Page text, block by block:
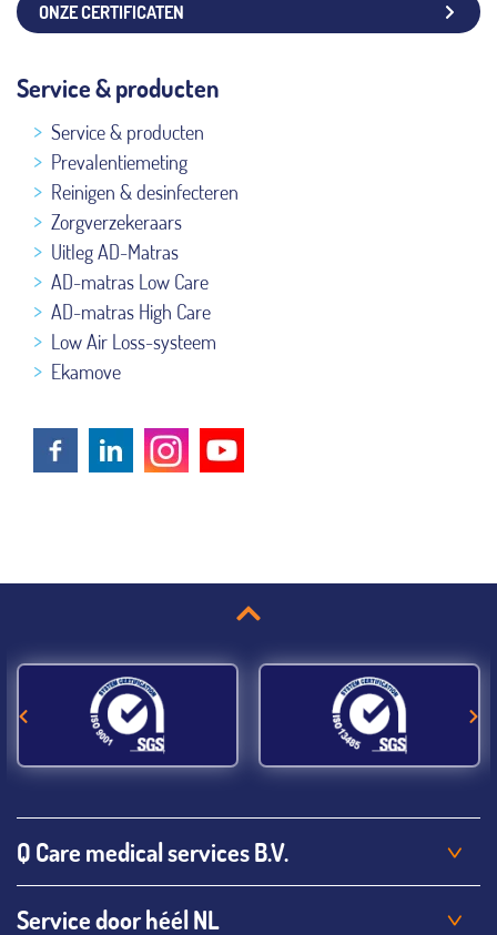
ONZE CERTIFICATEN
Service & producten
Service & producten
Prevalentiemeting
Reinigen & desinfecteren
Zorgverzekeraars
Uitleg AD-Matras
AD-matras Low Care
AD-matras High Care
Low Air Loss-systeem
Ekamove
Q Care medical services B.V.
Service door héél NL